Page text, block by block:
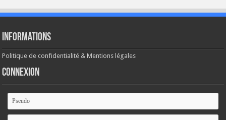
Informations
Politique de confidentialité & Mentions légales
Connexion